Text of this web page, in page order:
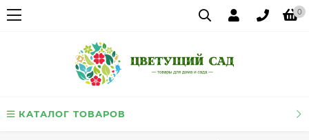
0
КАТАЛОГ ТОВАРОВ